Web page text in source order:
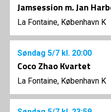
Jamsession m. Jan
La Fontaine, København K
Søndag 5/7 kl. 20:00
Coco Zhao Kvartet
La Fontaine, København K